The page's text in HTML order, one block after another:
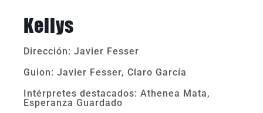
Kellys
Dirección: Javier Fesser
Guion: Javier Fesser, Claro García
Intérpretes destacados: Athenea Mata,
Esperanza Guardado